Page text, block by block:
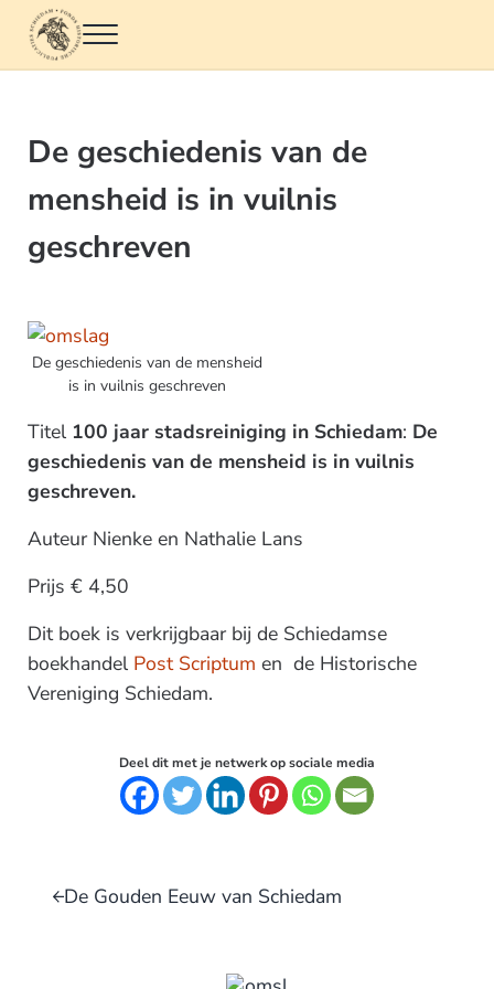
Door naar de hoofd inhoud
Skip to header left navigation
Skip to header right navigation
Skip to site footer
Fonds Historische Publicaties Schiedam
Menu
De geschiedenis van de
mensheid is in vuilnis
geschreven
De geschiedenis van de mensheid
is in vuilnis geschreven
Titel 100 jaar stadsreiniging in Schiedam: De
geschiedenis van de mensheid is in vuilnis
geschreven.
Auteur Nienke en Nathalie Lans
Prijs € 4,50
Dit boek is verkrijgbaar bij de Schiedamse
boekhandel Post Scriptum en de Historische
Vereniging Schiedam.
Deel dit met je netwerk op sociale media
De Gouden Eeuw van Schiedam